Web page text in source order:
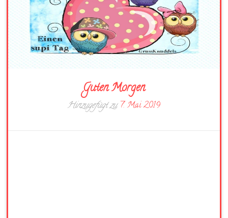
Guten Morgen
Hinzugefügt zu7. Mai 2019